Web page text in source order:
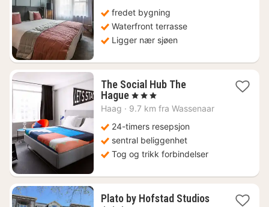
fredet bygning
Waterfront terrasse
Ligger nær sjøen
The Social Hub The
Hague1
natt
931
kr.
, 3 Stjerner
Haag · 9.7 km fra Wassenaar
24-timers resepsjon
sentral beliggenhet
Tog og trikk forbindelser
Plato by Hofstad Studios2